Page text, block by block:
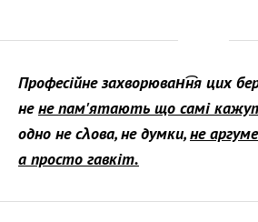
Професійне захворюван͡ня цих
нене пам'ятають що самі
одно не сλова, не думки,не
а просто гавкіт.